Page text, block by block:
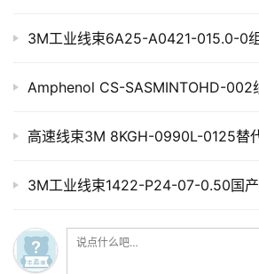
3M工业线束6A25-A0421-015.0-0
Amphenol CS-SASMINTOHD-002
高速线束3M 8KGH-0990L-0125替
3M工业线束1422-P24-07-0.50国